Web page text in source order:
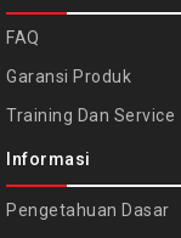
FAQ
Garansi Produk
Training Dan Service
Informasi
Pengetahuan Dasar